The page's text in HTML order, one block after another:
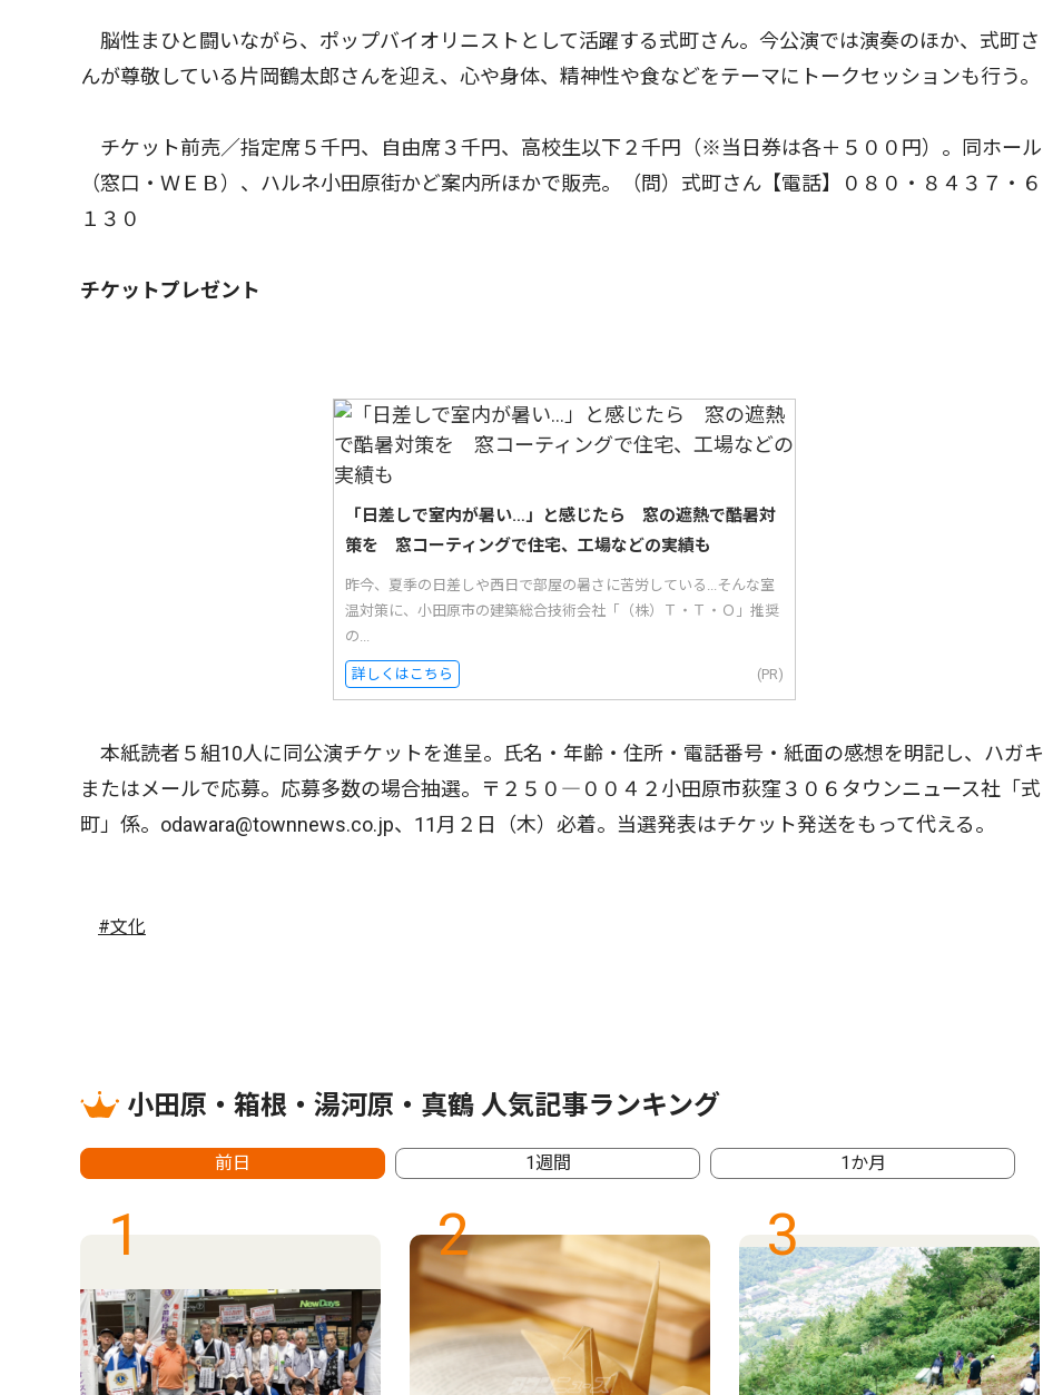
脳性まひと闘いながら、ポップバイオリニストとして活躍する式町さん。今公演では演奏のほか、式町さ
んが尊敬している片岡鶴太郎さんを迎え、心や身体、精神性や食などをテーマにトークセッションも行う。
チケット前売／指定席５千円、自由席３千円、高校生以下２千円（※当日券は各＋５００円）。同ホール
（窓口・ＷＥＢ）、ハルネ小田原街かど案内所ほかで販売。（問）式町さん【電話】０８０・８４３７・６
１３０
チケットプレゼント
「日差しで室内が暑い…」と感じたら 窓の遮熱で酷暑対
策を 窓コーティングで住宅、工場などの実績も
昨今、夏季の日差しや西日で部屋の暑さに苦労している...そんな室
温対策に、小田原市の建築総合技術会社「（株）Ｔ・Ｔ・Ｏ」推奨
の...
詳しくはこちら (PR)
本紙読者５組10人に同公演チケットを進呈。氏名・年齢・住所・電話番号・紙面の感想を明記し、ハガキ
またはメールで応募。応募多数の場合抽選。〒２５０―００４２小田原市荻窪３０６タウンニュース社「式
町」係。odawara@townnews.co.jp、11月２日（木）必着。当選発表はチケット発送をもって代える。
#文化
小田原・箱根・湯河原・真鶴 人気記事ランキング
前日 1週間 1か月
1 2 3